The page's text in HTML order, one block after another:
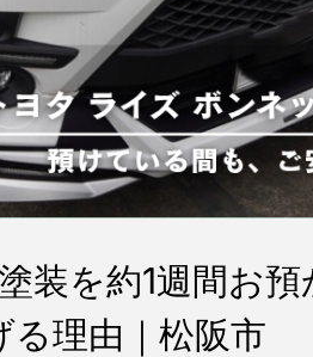
装を約1週間お
理由｜松阪市